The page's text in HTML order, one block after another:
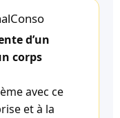
d’un
corps
avec ce
et à la